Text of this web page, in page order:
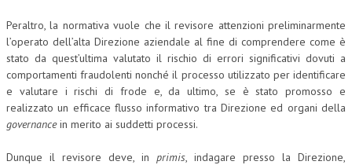
Peraltro, la normativa vuole che il revisore attenzioni preliminarmente
l’operato dell’alta Direzione aziendale al fine di comprendere come è
stato da quest’ultima valutato il rischio di errori significativi dovuti a
comportamenti fraudolenti nonché il processo utilizzato per identificare
e valutare i rischi di frode e, da ultimo, se è stato promosso e
realizzato un efficace flusso informativo tra Direzione ed organi della
governancein merito ai suddetti processi.
Dunque il revisore deve, in primis, indagare presso la Direzione,